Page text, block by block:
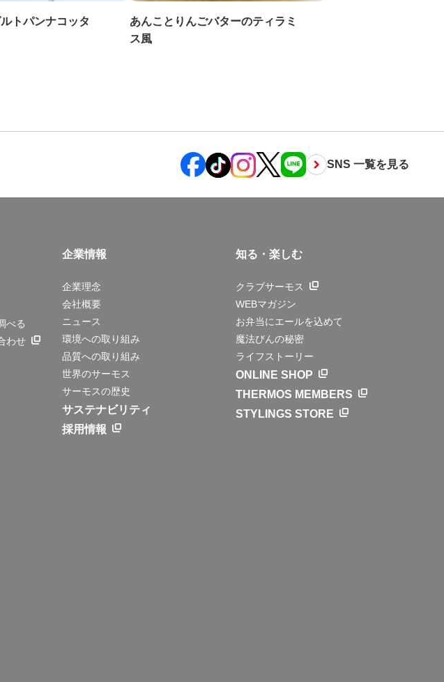
トパンナコッタ
あんことりんごバターのティラミ
ス風
SNS 一覧を見る
べる
わせ
企業情報
企業理念
会社概要
ニュース
環境への取り組み
品質への取り組み
世界のサーモス
サーモスの歴史
サステナビリティ
採用情報
知る・楽しむ
クラブサーモス
WEBマガジン
お弁当にエールを込めて
魔法びんの秘密
ライフストーリー
ONLINE SHOP
THERMOS MEMBERS
STYLINGS STORE